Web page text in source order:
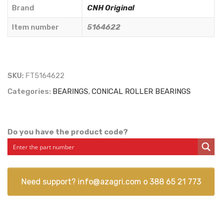
Originale
-
5164622
Brand CNH Original
Item number 5164622
SKU: FT5164622
Categories: BEARINGS, CONICAL ROLLER BEARINGS
Do you have the product code?
Need support? info@azagri.com o 388 65 21 773